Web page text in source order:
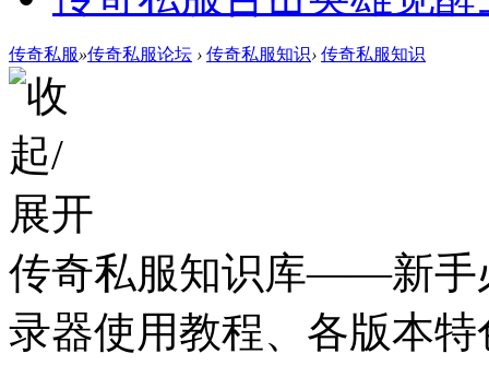
传奇私服»传奇私服论坛 › 传奇私服知识› 传奇私服知识
传奇私服知识库——新手
录器使用教程、各版本